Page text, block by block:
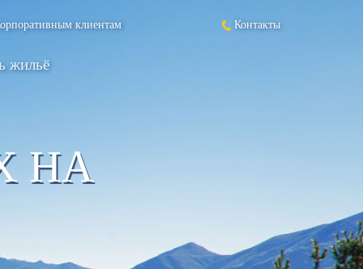
Контакты
клиентам
жильё
НА